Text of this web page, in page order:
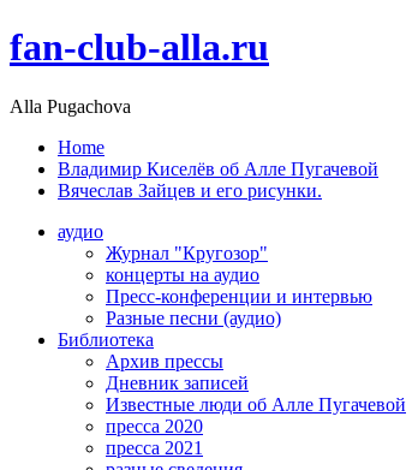
fan-club-alla.ru
Alla Pugachova
Home
Владимир Киселёв об Алле Пугачевой
Вячеслав Зайцев и его рисунки.
аудио
Журнал "Кругозор"
концерты на аудио
Пресс-конференции и интервью
Разные песни (аудио)
Библиотека
Архив прессы
Дневник записей
Известные люди об Алле Пугачевой
пресса 2020
пресса 2021